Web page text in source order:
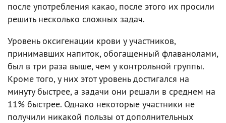
после употребления какао, после этого их просили
решить несколько сложных задач.
Уровень оксигенации крови у участников,
принимавших напиток, обогащенный флаванолами,
был в три раза выше, чем у контрольной группы.
Кроме того, у них этот уровень достигался на
минуту быстрее, а задачи они решали в среднем на
11% быстрее. Однако некоторые участники не
получили никакой пользы от дополнительных